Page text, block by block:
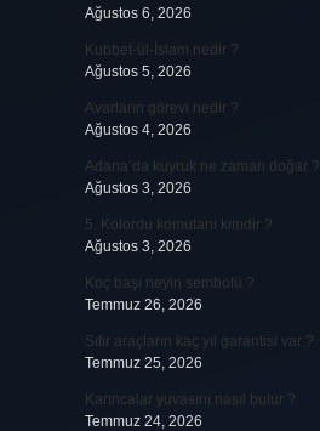
Ağustos 6, 2026
Kubbet-ül-İslam nedir ?
Ağustos 5, 2026
Avarların görevi nedir ?
Ağustos 4, 2026
Adana’da kuyruk ne zaman doğar ?
Ağustos 3, 2026
5. Kolordu komutanı kimdir ?
Ağustos 3, 2026
Koç başı neyin sembolü ?
Temmuz 26, 2026
Sıfır araçların kaç yıl garantisi var ?
Temmuz 25, 2026
Karıncalar yuvasını nasıl bulur ?
Temmuz 24, 2026